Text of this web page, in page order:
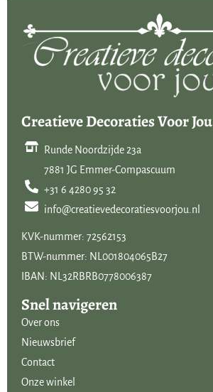
Creatieve Decoraties Voor Jou
Runde Noordzijde 23a
7881 JG Emmer-Compascuum
+31 6 4280 95 32
info@creatievedecoratiesvoorjou.nl
KVK-nummer: 72562153
BTW-nummer: NL001804065B27
IBAN: NL32RBRB0778006387
Snel navigeren
Over ons
Nieuwsbrief
Contact
Onze winkel